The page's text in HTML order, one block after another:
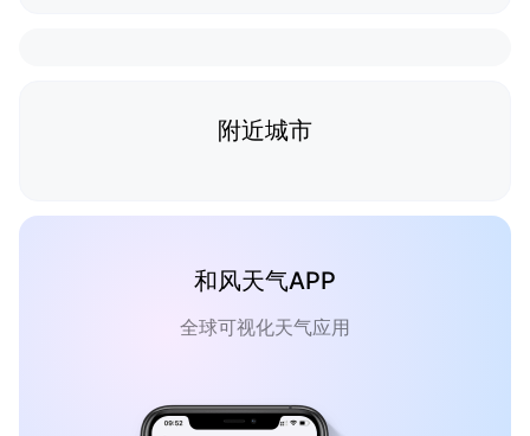
附近城市
和风天气APP
全球可视化天气应用